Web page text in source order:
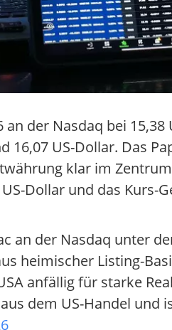
der Nasdaq bei
16,07 US-Dollar. Das
klar im
Dollar und das Kurs-
an der Nasdaq unter
heimischer Listing-
anfällig für starke
dem US-Handel